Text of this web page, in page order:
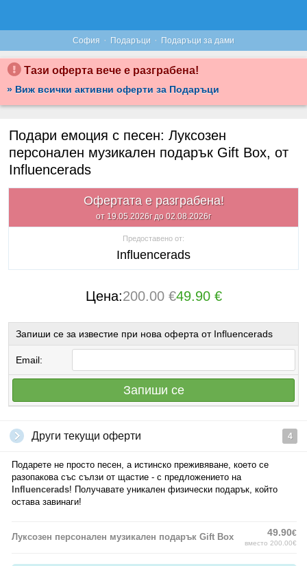
София · Подаръци · Подаръци за дами
Тази оферта вече е разграбена!
» Виж всички активни оферти за Подаръци
Подари емоция с песен: Луксозен
персонален музикален подарък Gift Box, от
Influencerads
Офертата е разграбена!
от 19.05.2026г до 02.08.2026г
Предоставено от:
Influencerads
Цена:200.00 €49.90 €
Запиши се за известие при нова оферта от Influencerads
Email:
Запиши се
Други текущи оферти 4
Подарете не просто песен, а истинско преживяване, което се
разопакова със сълзи от щастие - с предложението на
Influencerads! Получавате уникален физически подарък, който
остава завинаги!
Луксозен персонален музикален подарък Gift Box 49.90€
вместо 200.00€